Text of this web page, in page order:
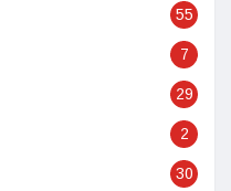
55
7
29
2
30